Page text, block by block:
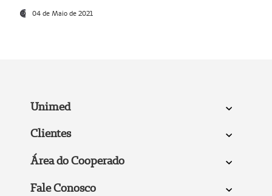
04 de Maio de 2021
Unimed
Clientes
Área do Cooperado
Fale Conosco